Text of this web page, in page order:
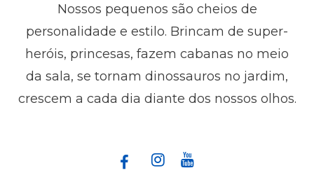
Nossos pequenos são cheios de
personalidade e estilo. Brincam de super-
heróis, princesas, fazem cabanas no meio
da sala, se tornam dinossauros no jardim,
crescem a cada dia diante dos nossos olhos.